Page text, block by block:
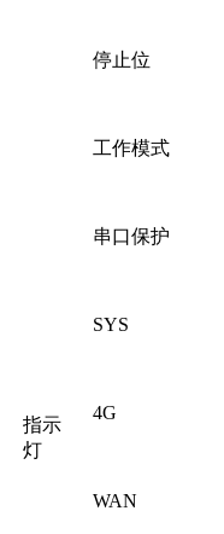
停止位
工作模式
串口保护
指示
灯
SYS
4G
WAN